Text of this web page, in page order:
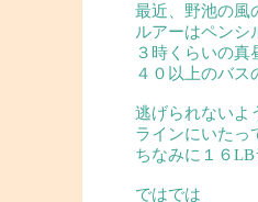
最近、野池の風
ルアーはペンシ
３時くらいの真
４０以上のバス
逃げられないよ
ラインにいたっ
ちなみに１６
ではでは